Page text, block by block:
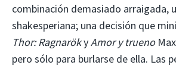
combinación demasiado arraigada,
shakesperiana; una decisión que
Thor: RagnarökyAmor y trueno
pero sólo para burlarse de ella. Las